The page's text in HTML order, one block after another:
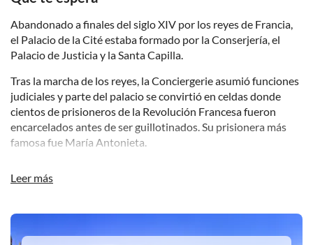
Abandonado a finales del siglo XIV por los reyes de Francia,
el Palacio de la Cité estaba formado por la Conserjería, el
Palacio de Justicia y la Santa Capilla.
Tras la marcha de los reyes, la Conciergerie asumió funciones
judiciales y parte del palacio se convirtió en celdas donde
cientos de prisioneros de la Revolución Francesa fueron
encarcelados antes de ser guillotinados. Su prisionera más
famosa fue María Antonieta.
edificios más antiguos que se conservan del palacio real de
mayores logros del periodo Rayonnant de la arquitectura
Leer más
DSA1La Santa Capilla y la Conciergerie